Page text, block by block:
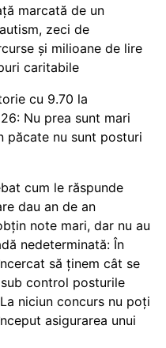
marcată de un
zeci de
și milioane de lire
caritabile
cu 9.70 la
Nu prea sunt mari
păcate nu sunt posturi
cum le răspunde
dau an de an
note mari, dar nu au
nedeterminată: În
să ținem cât se
control posturile
niciun concurs nu poți
asigurarea unui